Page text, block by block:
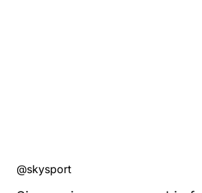
@skysport